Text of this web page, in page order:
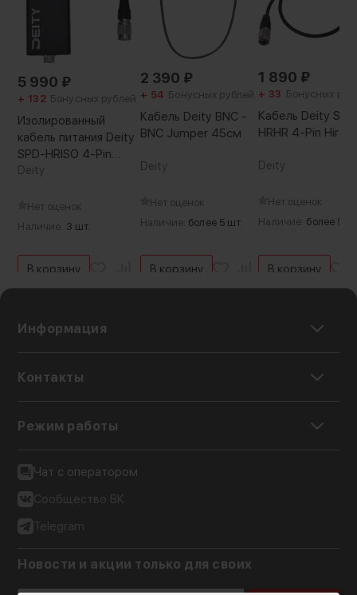
5 990 ₽
+ 132 Бонусных рублей
Изолированный
кабель питания Deity
SPD-HRISO 4-Pin
Hirose Inline Power
Deity
Нет оценок
Наличие: 3 шт.
В корзину
2 390 ₽
+ 54 Бонусных рублей
Кабель Deity BNC -
BNC Jumper 45см
Deity
Нет оценок
Наличие: более 5 шт.
В корзину
1 890 ₽
+ 33 Бонусных
Кабель Deity
HRHR 4-Pin
Deity
Нет оценок
Наличие: более 5
В корзину
Информация
Контакты
Режим работы
Чат с оператором
Сообщество ВК
Telegram
Новости и акции только для своих